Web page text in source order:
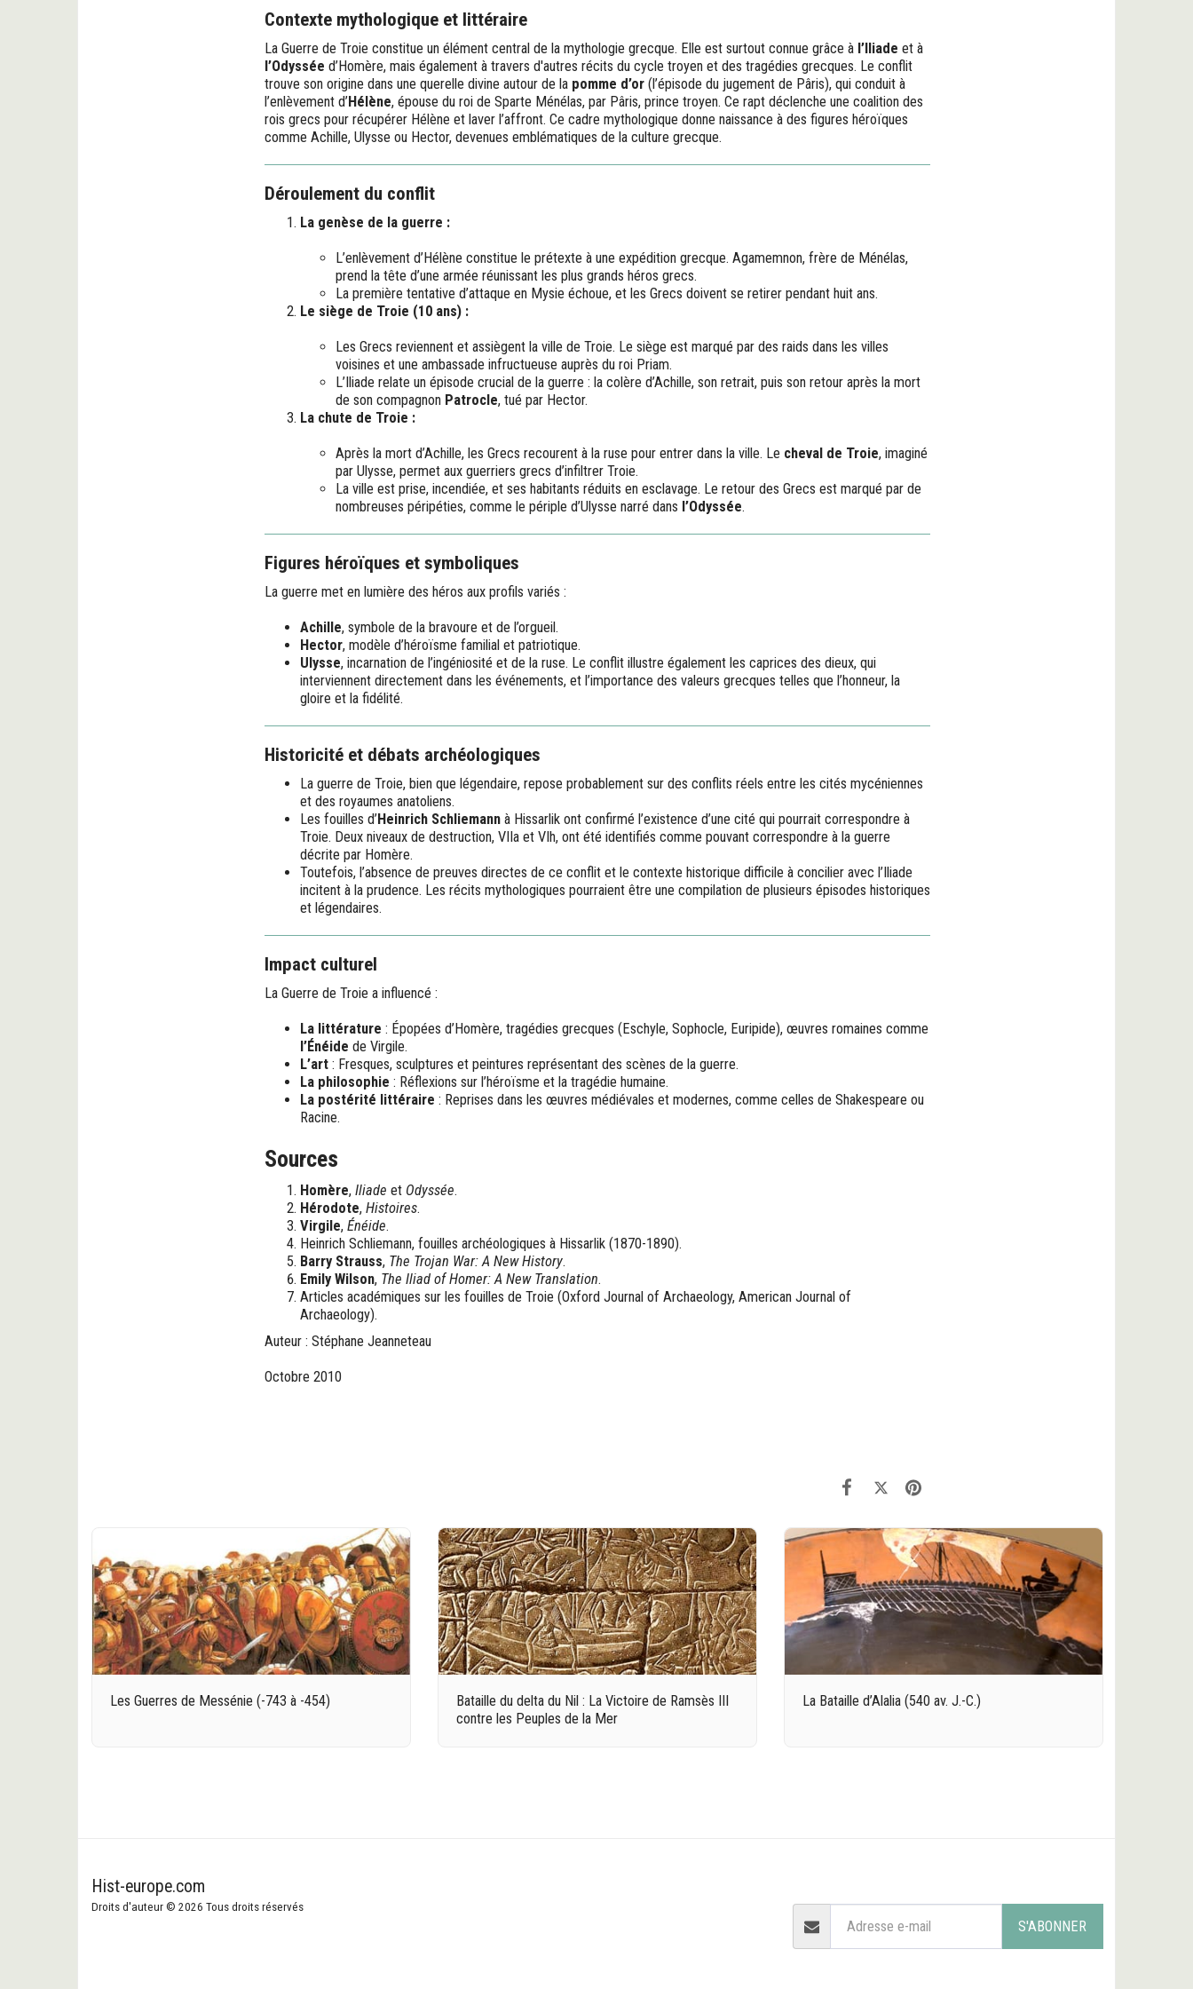
Contexte mythologique et littéraire
La Guerre de Troie constitue un élément central de la mythologie grecque. Elle est surtout connue grâce à l’Iliade et à
l’Odyssée d’Homère, mais également à travers d'autres récits du cycle troyen et des tragédies grecques. Le conflit
trouve son origine dans une querelle divine autour de la pomme d’or (l’épisode du jugement de Pâris), qui conduit à
l’enlèvement d’Hélène, épouse du roi de Sparte Ménélas, par Pâris, prince troyen. Ce rapt déclenche une coalition des
rois grecs pour récupérer Hélène et laver l’affront. Ce cadre mythologique donne naissance à des figures héroïques
comme Achille, Ulysse ou Hector, devenues emblématiques de la culture grecque.
Déroulement du conflit
La genèse de la guerre :
L’enlèvement d’Hélène constitue le prétexte à une expédition grecque. Agamemnon, frère de Ménélas,
prend la tête d’une armée réunissant les plus grands héros grecs.
La première tentative d’attaque en Mysie échoue, et les Grecs doivent se retirer pendant huit ans.
Le siège de Troie (10 ans) :
Les Grecs reviennent et assiègent la ville de Troie. Le siège est marqué par des raids dans les villes
voisines et une ambassade infructueuse auprès du roi Priam.
L’Iliade relate un épisode crucial de la guerre : la colère d’Achille, son retrait, puis son retour après la mort
de son compagnon Patrocle, tué par Hector.
La chute de Troie :
Après la mort d’Achille, les Grecs recourent à la ruse pour entrer dans la ville. Le cheval de Troie, imaginé
par Ulysse, permet aux guerriers grecs d’infiltrer Troie.
La ville est prise, incendiée, et ses habitants réduits en esclavage. Le retour des Grecs est marqué par de
nombreuses péripéties, comme le périple d’Ulysse narré dans l’Odyssée.
Figures héroïques et symboliques
La guerre met en lumière des héros aux profils variés :
Achille, symbole de la bravoure et de l’orgueil.
Hector, modèle d’héroïsme familial et patriotique.
Ulysse, incarnation de l’ingéniosité et de la ruse. Le conflit illustre également les caprices des dieux, qui
interviennent directement dans les événements, et l’importance des valeurs grecques telles que l’honneur, la
gloire et la fidélité.
Historicité et débats archéologiques
La guerre de Troie, bien que légendaire, repose probablement sur des conflits réels entre les cités mycéniennes
et des royaumes anatoliens.
Les fouilles d’Heinrich Schliemann à Hissarlik ont confirmé l’existence d’une cité qui pourrait correspondre à
Troie. Deux niveaux de destruction, VIIa et VIh, ont été identifiés comme pouvant correspondre à la guerre
décrite par Homère.
Toutefois, l’absence de preuves directes de ce conflit et le contexte historique difficile à concilier avec l’Iliade
incitent à la prudence. Les récits mythologiques pourraient être une compilation de plusieurs épisodes historiques
et légendaires.
Impact culturel
La Guerre de Troie a influencé :
La littérature : Épopées d’Homère, tragédies grecques (Eschyle, Sophocle, Euripide), œuvres romaines comme
l’Énéide de Virgile.
L’art : Fresques, sculptures et peintures représentant des scènes de la guerre.
La philosophie : Réflexions sur l’héroïsme et la tragédie humaine.
La postérité littéraire : Reprises dans les œuvres médiévales et modernes, comme celles de Shakespeare ou
Racine.
Sources
Homère, Iliade et Odyssée.
Hérodote, Histoires.
Virgile, Énéide.
Heinrich Schliemann, fouilles archéologiques à Hissarlik (1870-1890).
Barry Strauss, The Trojan War: A New History.
Emily Wilson, The Iliad of Homer: A New Translation.
Articles académiques sur les fouilles de Troie (Oxford Journal of Archaeology, American Journal of
Archaeology).
Auteur : Stéphane Jeanneteau
Octobre 2010
Les Guerres de Messénie (-743 à -454)
Bataille du delta du Nil : La Victoire de Ramsès III
contre les Peuples de la Mer
La Bataille d’Alalia (540 av. J.-C.)
Hist-europe.com
Droits d'auteur © 2026 Tous droits réservés
S'ABONNER